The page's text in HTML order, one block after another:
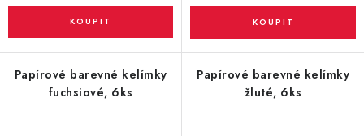
Papírové barevné kelímky
fuchsiové, 6ks
Papírové barevné kelímky
žluté, 6ks